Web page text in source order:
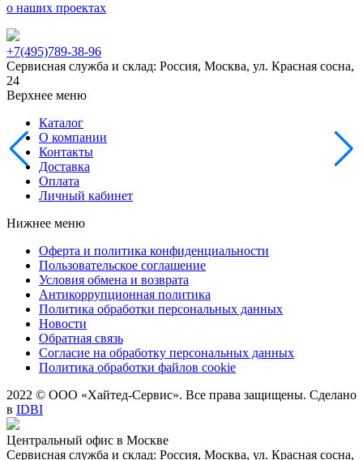
о наших проектах
+7(495)789-38-96
Сервисная служба и склад: Россия, Москва, ул. Красная сосна,
24
Верхнее меню
Каталог
О компании
Контакты
Доставка
Оплата
Личный кабинет
Нижнее меню
Оферта и политика конфиденциальности
Пользовательское соглашение
Условия обмена и возврата
Антикоррупционная политика
Политика обработки персональных данных
Новости
Обратная связь
Согласие на обработку персональных данных
Политика обработки файлов cookie
2022 © ООО «Хайтед-Сервис». Все права защищены. Сделано
в IDBI
Центральный офис в Москве
Сервисная служба и склад: Россия, Москва, ул. Красная сосна,